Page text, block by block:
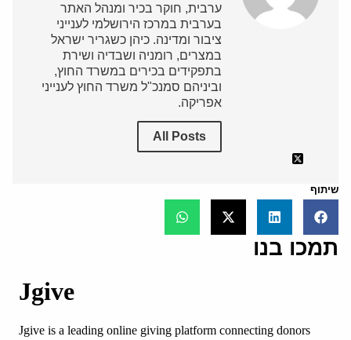
ערבית, חוקר בכיר ומנהל האתר
בערבית במרכז הירושלמי לענייני
ציבור ומדינה. כיהן כשגריר ישראל
במצרים, רומניה ושבדיה ושירת
בתפקידים בכירים במשרד החוץ,
וביניהם סמנכ"ל משרד החוץ לענייני
אפריקה.
All Posts
שיתוף
תמכו בנו